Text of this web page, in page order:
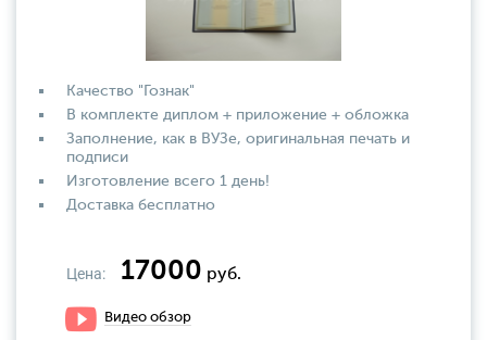
Качество "Гознак"
В комплекте диплом + приложение + обложка
Заполнение, как в ВУЗе, оригинальная печать и
подписи
Изготовление всего 1 день!
Доставка бесплатно
Цена: 17000 руб.
Видео обзор